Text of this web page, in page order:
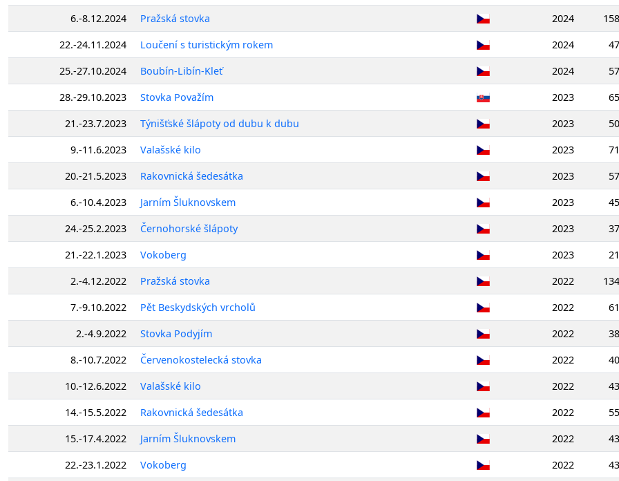
6.-8.12.2024
Pražská stovka 2024
158
22.-24.11.2024
Loučení s turistickým rokem 2024
47
25.-27.10.2024
Boubín-Libín-Kleť 2024
57
28.-29.10.2023
Stovka Považím 2023
65
21.-23.7.2023
Týnišťské šlápoty od dubu k dubu 2023
50
9.-11.6.2023
Valašské kilo 2023
71
20.-21.5.2023
Rakovnická šedesátka 2023
57
6.-10.4.2023
Jarním Šluknovskem 2023
45
24.-25.2.2023
Černohorské šlápoty 2023
37
21.-22.1.2023
Vokoberg 2023
21
2.-4.12.2022
Pražská stovka 2022
134
7.-9.10.2022
Pět Beskydských vrcholů 2022
61
2.-4.9.2022
Stovka Podyjím 2022
38
8.-10.7.2022
Červenokostelecká stovka 2022
40
10.-12.6.2022
Valašské kilo 2022
43
14.-15.5.2022
Rakovnická šedesátka 2022
55
15.-17.4.2022
Jarním Šluknovskem 2022
43
22.-23.1.2022
Vokoberg 2022
43